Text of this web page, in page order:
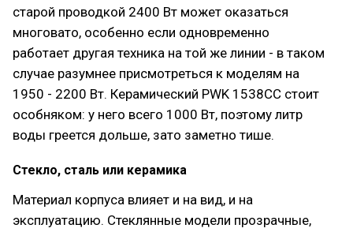
старой проводкой 2400 Вт может оказаться
многовато, особенно если одновременно
работает другая техника на той же линии - в таком
случае разумнее присмотреться к моделям на
1950 - 2200 Вт. Керамический PWK 1538СС стоит
особняком: у него всего 1000 Вт, поэтому литр
воды греется дольше, зато заметно тише.
Стекло, сталь или керамика
Материал корпуса влияет и на вид, и на
эксплуатацию. Стеклянные модели прозрачные,